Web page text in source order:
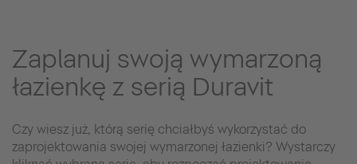
Zaplanuj swoją wymarzoną
łazienkę z serią Duravit
Czy wiesz już, którą serię chciałbyś wykorzystać do
zaprojektowania swojej wymarzonej łazienki? Wystarczy